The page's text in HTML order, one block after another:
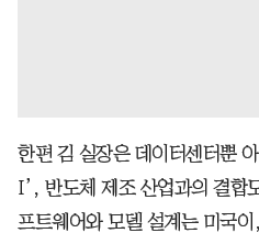
한편 김 실장은 데이터센터뿐
I’, 반도체 제조 산업과의 결합
프트웨어와 모델 설계는 미국